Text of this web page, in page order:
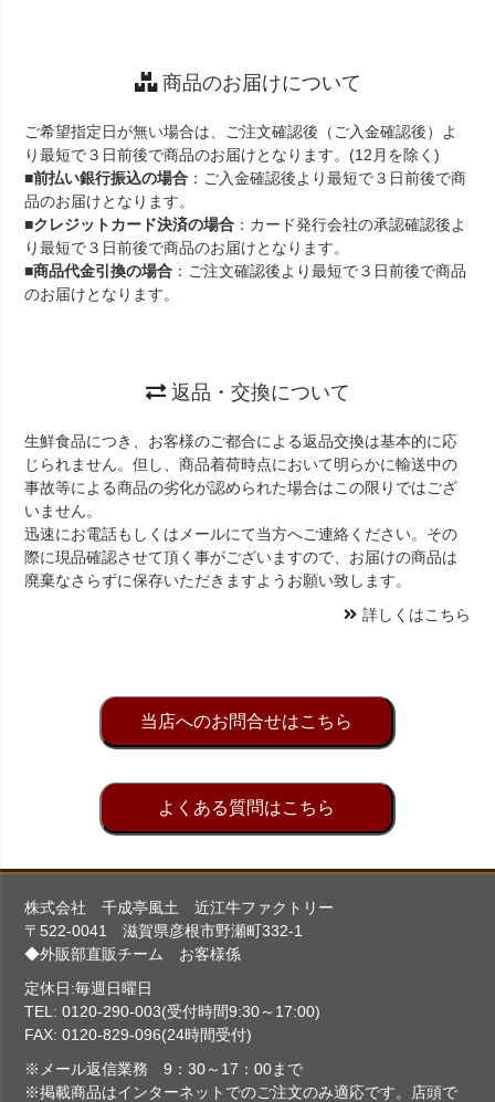
商品のお届けについて
ご希望指定日が無い場合は、ご注文確認後（ご入金確認後）よ
り最短で３日前後で商品のお届けとなります。(12月を除く)
■前払い銀行振込の場合 ：ご入金確認後より最短で３日前後で商
品のお届けとなります。
■クレジットカード決済の場合 ：カード発行会社の承認確認後よ
り最短で３日前後で商品のお届けとなります。
■商品代金引換の場合 ：ご注文確認後より最短で３日前後で商品
のお届けとなります。
返品・交換について
生鮮食品につき、お客様のご都合による返品交換は基本的に応
じられません。但し、商品着荷時点において明らかに輸送中の
事故等による商品の劣化が認められた場合はこの限りではござ
いません。
迅速にお電話もしくはメールにて当方へご連絡ください。その
際に現品確認させて頂く事がございますので、お届けの商品は
廃棄なさらずに保存いただきますようお願い致します。
詳しくはこちら
当店へのお問合せはこちら
よくある質問はこちら
株式会社 千成亭風土 近江牛ファクトリー
〒522-0041 滋賀県彦根市野瀬町332-1
◆外販部直販チーム お客様係
定休日:毎週日曜日
TEL: 0120-290-003(受付時間9:30～17:00)
FAX: 0120-829-096(24時間受付)
※メール返信業務 9：30～17：00まで
※掲載商品はインターネットでのご注文のみ適応です。店頭で